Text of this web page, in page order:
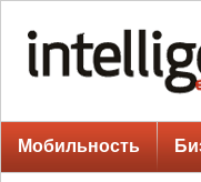
Мобильность